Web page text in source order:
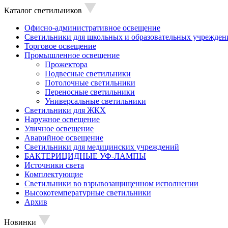
Каталог светильников
Офисно-административное освещение
Светильники для школьных и образовательных
Торговое освещение
Промышленное освещение
Прожектора
Подвесные светильники
Потолочные светильники
Переносные светильники
Универсальные светильники
Светильники для ЖКХ
Наружное освещение
Уличное освещение
Аварийное освещение
Светильники для медицинских учреждений
БАКТЕРИЦИДНЫЕ УФ-ЛАМПЫ
Источники света
Комплектующие
Светильники во взрывозащищенном исполнении
Высокотемпературные светильники
Архив
Новинки